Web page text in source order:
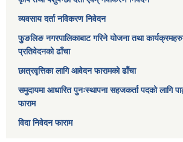
व्यवसाय दर्ता नविकरण निवेदन
फुङलिङ नगरपालिकाबाट गरिने योजना तथा
प्रतिवेदनको ढाँचा
छात्रवृत्तिका लागि आवेदन फारामको ढाँचा
समुदायमा आधारित पुनःस्थापना सहजकर्ता पदको लागि
फाराम
विदा निवेदन फाराम